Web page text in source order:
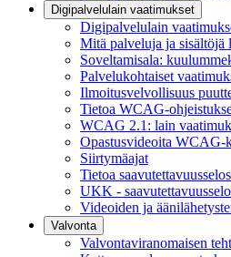
Digipalvelulain vaatimukset
Digipalvelulain
Mitä palveluja ja sisältöjä
Soveltamisala:
Palvelukohtaiset
Ilmoitusvelvollisuus
Tietoa WCAG-
WCAG 2.1: lain
Opastusvideoita WCAG-
Siirtymäajat
Tietoa
UKK -
Videoiden ja
Valvonta
Valvontaviranomaisen